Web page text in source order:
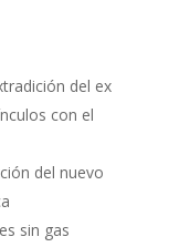
del ex
con el
del nuevo
sin gas